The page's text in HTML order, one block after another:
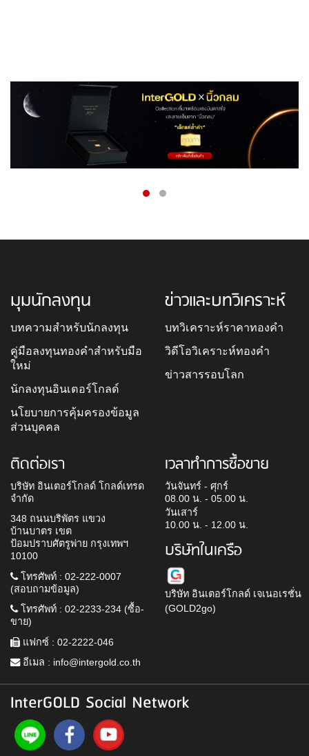
มุมนักลงทุน
บทความสำหรับนักลงทุน
คู่มือลงทุนทองคำสำหรับมือ
ใหม่
นักลงทุนอินเตอร์โกลด์
นโยบายการคุ้มครองข้อมูล
ส่วนบุคคล
ข่าวและบทวิเคราะห์
บทวิเคราะห์ราคาทองคำ
วิดีโอวิเคราะห์ทองคำ
ข่าวสารรอบโลก
ติดต่อเรา
บริษัท อินเตอร์โกลด์ โกลด์เทรด
จำกัด
348 ถนนบริพัตร แขวง
บ้านบาตร เขต
ป้อมปราบศัตรูพ่าย กรุงเทพฯ
10100
โทรศัพท์ : 02-222-0007
(สอบถามข้อมูล)
โทรศัพท์ : 02-2233-234 (ซื้อ-
ขาย)
แฟกซ์ : 02-2222-046
อีเมล : info@intergold.co.th
เวลาทำการซื้อขาย
วันจันทร์ - ศุกร์
08.00 น. - 05.00 น.
วันเสาร์
10.00 น. - 12.00 น.
บริษัทในเครือ
บริษัท อินเตอร์โกลด์ เจเนอเรชั่น
(GOLD2go)
InterGOLD Social Network